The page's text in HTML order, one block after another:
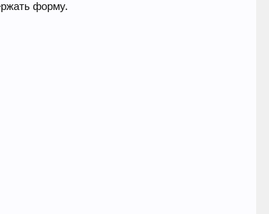
форму.